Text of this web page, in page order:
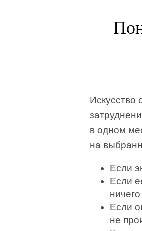
Искусство
в одном
на
Если
Если
Если
не